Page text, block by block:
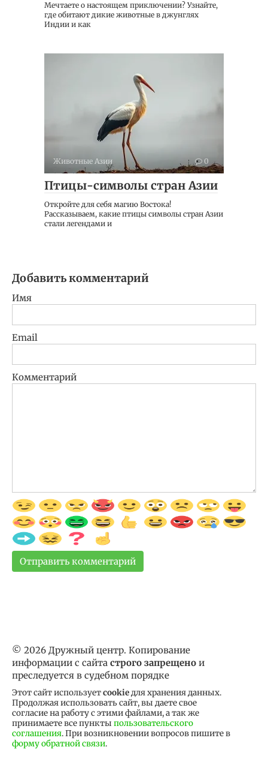
Мечтаете о настоящем приключении? Узнайте,
где обитают дикие животные в джунглях
Индии и как
Животные Азии 0
Птицы-символы стран Азии
Откройте для себя магию Востока!
Рассказываем, какие птицы символы стран Азии
стали легендами и
Добавить комментарий
Имя
Email
Комментарий
© 2026 Дружный центр. Копирование
информации с сайта строго запрещено и
преследуется в судебном порядке
Этот сайт используетcookieдля хранения данных.
Продолжая использовать сайт, вы даете свое
согласие на работу с этими файлами, а так же
принимаете все пункты пользовательского
соглашения. При возникновении вопросов пишите в
форму обратной связи.